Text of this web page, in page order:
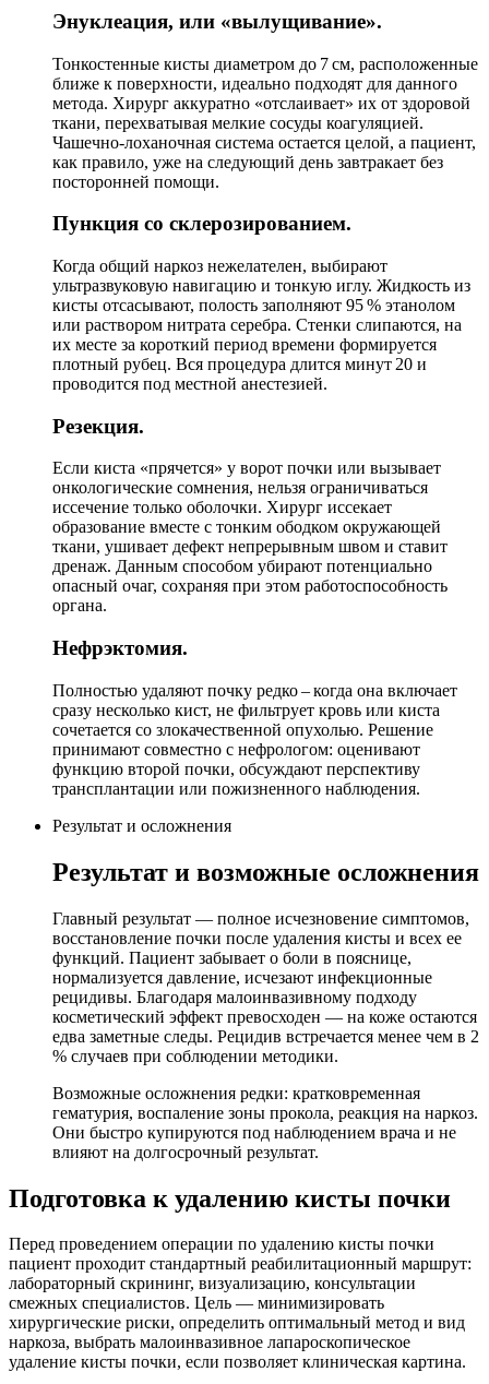
Энуклеация, или «вылущивание».
Тонкостенные кисты диаметром до 7 см, расположенные
ближе к поверхности, идеально подходят для данного
метода. Хирург аккуратно «отслаивает» их от здоровой
ткани, перехватывая мелкие сосуды коагуляцией.
Чашечно-лоханочная система остается целой, а пациент,
как правило, уже на следующий день завтракает без
посторонней помощи.
Пункция со склерозированием.
Когда общий наркоз нежелателен, выбирают
ультразвуковую навигацию и тонкую иглу. Жидкость из
кисты отсасывают, полость заполняют 95 % этанолом
или раствором нитрата серебра. Стенки слипаются, на
их месте за короткий период времени формируется
плотный рубец. Вся процедура длится минут 20 и
проводится под местной анестезией.
Резекция.
Если киста «прячется» у ворот почки или вызывает
онкологические сомнения, нельзя ограничиваться
иссечение только оболочки. Хирург иссекает
образование вместе с тонким ободком окружающей
ткани, ушивает дефект непрерывным швом и ставит
дренаж. Данным способом убирают потенциально
опасный очаг, сохраняя при этом работоспособность
органа.
Нефрэктомия.
Полностью удаляют почку редко – когда она включает
сразу несколько кист, не фильтрует кровь или киста
сочетается со злокачественной опухолью. Решение
принимают совместно с нефрологом: оценивают
функцию второй почки, обсуждают перспективу
трансплантации или пожизненного наблюдения.
Результат и осложнения
Результат и возможные осложнения
Главный результат — полное исчезновение симптомов,
восстановление почки после удаления кисты и всех ее
функций. Пациент забывает о боли в пояснице,
нормализуется давление, исчезают инфекционные
рецидивы. Благодаря малоинвазивному подходу
косметический эффект превосходен — на коже остаются
едва заметные следы. Рецидив встречается менее чем в 2
% случаев при соблюдении методики.
Возможные осложнения редки: кратковременная
гематурия, воспаление зоны прокола, реакция на наркоз.
Они быстро купируются под наблюдением врача и не
влияют на долгосрочный результат.
Подготовка к удалению кисты почки
Перед проведением операции по удалению кисты почки
пациент проходит стандартный реабилитационный маршрут:
лабораторный скрининг, визуализацию, консультации
смежных специалистов. Цель — минимизировать
хирургические риски, определить оптимальный метод и вид
наркоза, выбрать малоинвазивное лапароскопическое
удаление кисты почки, если позволяет клиническая картина.